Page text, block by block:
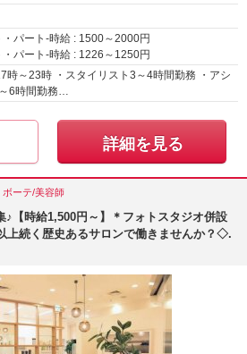
・パート-時給 : 1500～2000円
・パート-時給 : 1226 ～ 1250円
時～23時 ・スタイリスト3～4時間勤務 ・アシ
6時間勤務…
詳細を見る
ーテ/美容師
♪【時給1,500円～】＊フォトスタジオ併設
上続く歴史あるサロンで働きませんか？◇.